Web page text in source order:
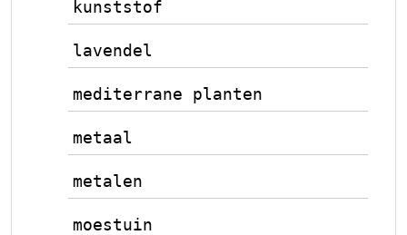
kunststof
lavendel
mediterrane planten
metaal
metalen
moestuin